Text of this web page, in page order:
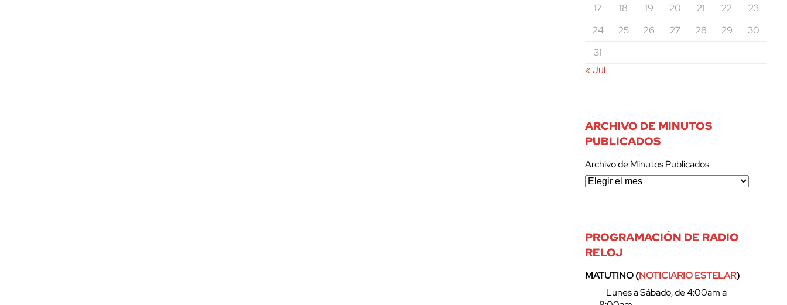
17
18 19 20 21 22
23
24
25 26 27 28 29
30
31
« Jul
ARCHIVO DE MINUTOS
PUBLICADOS
Archivo de Minutos Publicados
PROGRAMACIÓN DE RADIO
RELOJ
MATUTINO (NOTICIARIO ESTELAR)
– Lunes a Sábado, de 4:00am a